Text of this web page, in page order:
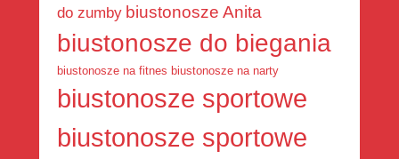
do zumby biustonosze Anita
biustonosze do biegania
biustonosze na fitnes biustonosze na narty
biustonosze sportowe
biustonosze sportowe